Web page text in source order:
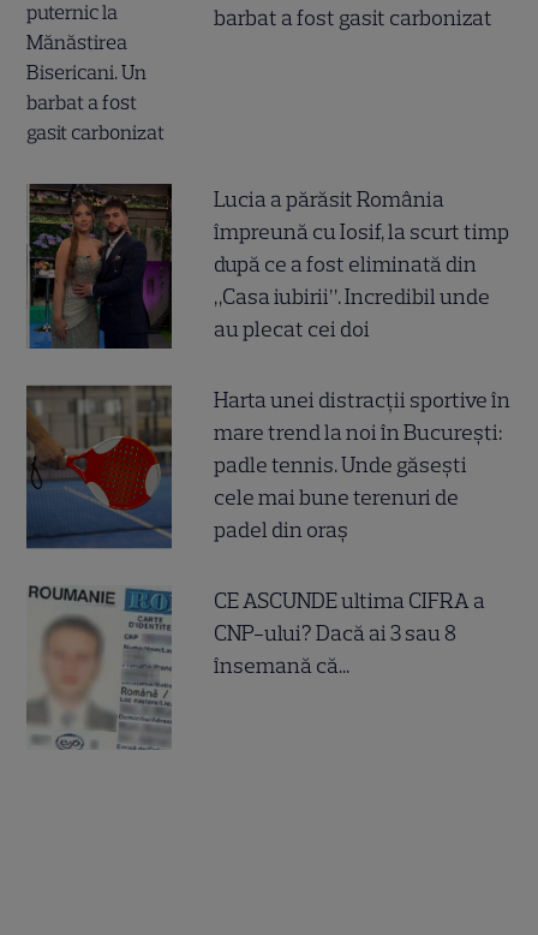
barbat a fost gasit carbonizat
Lucia a părăsit România
împreună cu Iosif, la scurt timp
după ce a fost eliminată din
„Casa iubirii”. Incredibil unde
au plecat cei doi
Harta unei distracții sportive în
mare trend la noi în București:
padle tennis. Unde găsești
cele mai bune terenuri de
padel din oraș
CE ASCUNDE ultima CIFRA a
CNP-ului? Dacă ai 3 sau 8
însemană că...